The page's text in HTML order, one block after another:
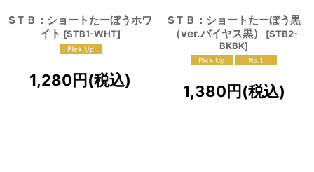
SＴＢ：ショートたーぼうホワ
イト [STB1-WHT]
1,280円 (税込)
SＴＢ：ショートたーぼう黒
（ver.バイヤス黒）
[STB2-
BKBK]
1,380円 (税込)